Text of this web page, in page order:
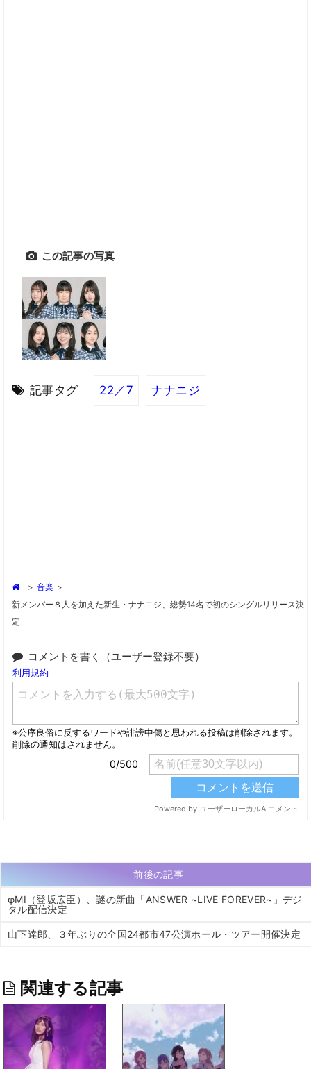
この記事の写真
記事タグ 22／7 ナナニジ
> 音楽 >
新メンバー８人を加えた新生・ナナニジ、総勢14名で初のシングルリリース決
定
コメントを書く（ユーザー登録不要）
前後の記事
φMI（登坂広臣）、謎の新曲「ANSWER ~LIVE FOREVER~」デジ
タル配信決定
山下達郎、３年ぶりの全国24都市47公演ホール・ツアー開催決定
関連する記事